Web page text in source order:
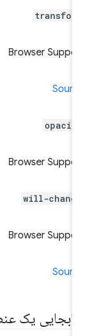
Browser
Browser
will-
Browser
یک عنصر